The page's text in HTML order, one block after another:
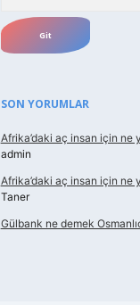
SON YORUMLAR
Afrika’daki aç insan için ne
admin
Afrika’daki aç insan için ne
Taner
Gülbank ne demek